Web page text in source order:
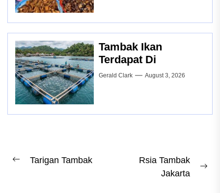
Tambak Ikan
Terdapat Di
Gerald Clark August 3, 2026
Post
Previous
Tarigan Tambak
Rsia Tambak
Jakarta